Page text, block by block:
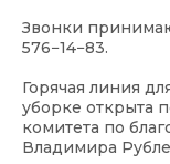
Звонки
576−14−83.
Горячая линия
уборке открыта
комитета по
Владимира